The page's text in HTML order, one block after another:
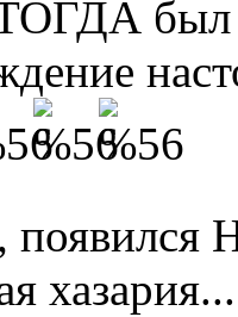
был
хазария...